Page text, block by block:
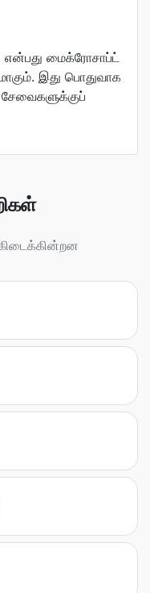
என்பது மைக்ரோசாப்ட்
இது பொதுவாக
கிடைக்கின்றன